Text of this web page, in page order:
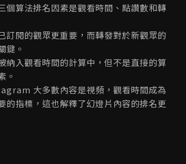
個算法排名因素是觀看時間、點讚數和轉
訂閱的觀眾更重要，而轉發對於新觀眾的
鍵。
納入觀看時間的計算中，但不是直接的算
。
大多數內容是視頻，觀看時間成為
的指標，這也解釋了幻燈片內容的排名更